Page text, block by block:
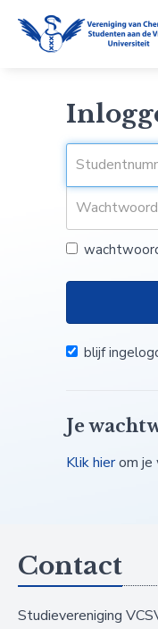
blijf
Je
Klik hierom je
Contact
Studievereniging